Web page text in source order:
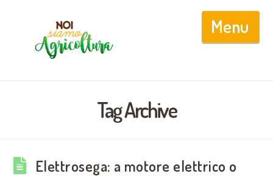
Tag Archive
Elettrosega: a motore elettrico o